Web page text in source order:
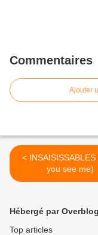
Commentaires
Ajouter
< INSAISISSABLES (Now
you see me)
Hébergé par Overblog
Top articles